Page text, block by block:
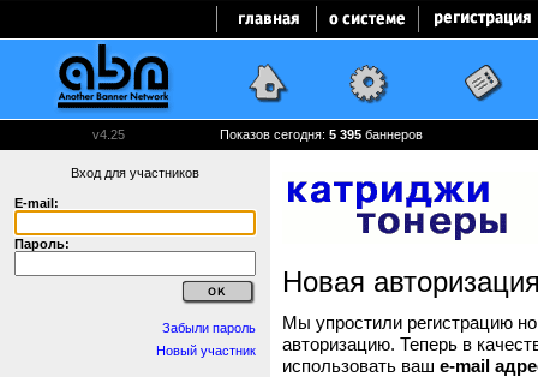
v4.25 Показов сегодня: 5 395 баннеров
Вход для участников
E-mail:
Пароль:
Забыли пароль
Новый участник
Новая
Мы упростили регистрацию
авторизацию. Теперь в
использовать ваш e-mail